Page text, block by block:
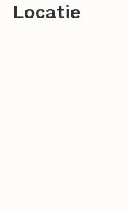
Locatie